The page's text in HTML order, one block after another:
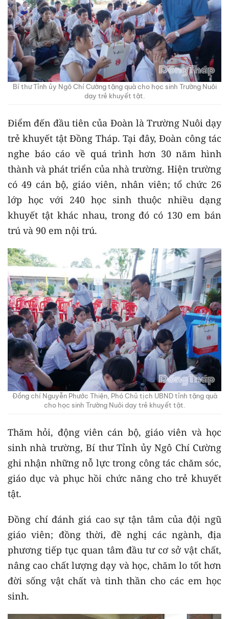
Bí thư Tỉnh ủy Ngô Chí Cường tặng quà cho học sinh Trường Nuôi
dạy trẻ khuyết tật.
Điểm đến đầu tiên của Đoàn là Trường Nuôi dạy
trẻ khuyết tật Đồng Tháp. Tại đây, Đoàn công tác
nghe báo cáo về quá trình hơn 30 năm hình
thành và phát triển của nhà trường. Hiện trường
có 49 cán bộ, giáo viên, nhân viên; tổ chức 26
lớp học với 240 học sinh thuộc nhiều dạng
khuyết tật khác nhau, trong đó có 130 em bán
trú và 90 em nội trú.
Đồng chí Nguyễn Phước Thiện, Phó Chủ tịch UBND tỉnh tặng quà
cho học sinh Trường Nuôi dạy trẻ khuyết tật.
Thăm hỏi, động viên cán bộ, giáo viên và học
sinh nhà trường, Bí thư Tỉnh ủy Ngô Chí Cường
ghi nhận những nỗ lực trong công tác chăm sóc,
giáo dục và phục hồi chức năng cho trẻ khuyết
tật.
Đồng chí đánh giá cao sự tận tâm của đội ngũ
giáo viên; đồng thời, đề nghị các ngành, địa
phương tiếp tục quan tâm đầu tư cơ sở vật chất,
nâng cao chất lượng dạy và học, chăm lo tốt hơn
đời sống vật chất và tinh thần cho các em học
sinh.